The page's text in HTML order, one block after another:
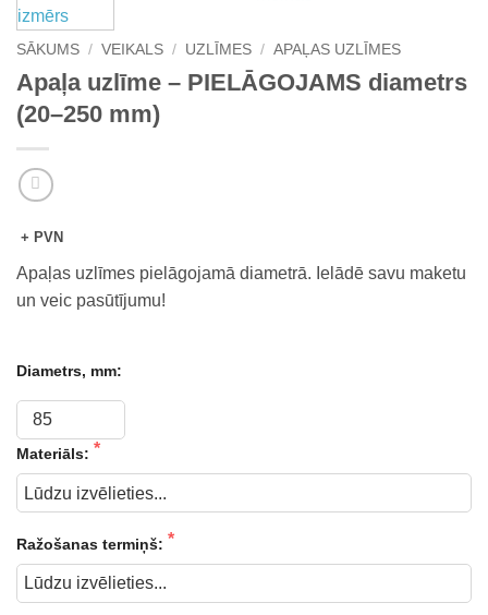
SĀKUMS / VEIKALS / UZLĪMES / APAĻAS UZLĪMES
Apaļa uzlīme – PIELĀGOJAMS diametrs
(20–250 mm)
+ PVN
Apaļas uzlīmes pielāgojamā diametrā. Ielādē savu maketu
un veic pasūtījumu!
Diametrs, mm:
Materiāls:
Ražošanas termiņš: